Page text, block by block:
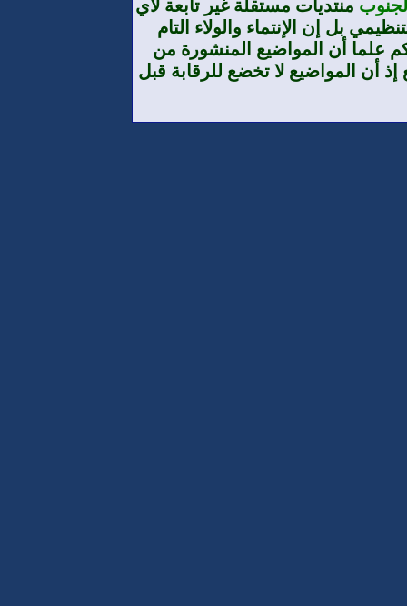
منتديات مستقلة غير تابعة لأي
بل إن الإنتماء والولاء التام
علما أن المواضيع المنشورة من
أن المواضيع لا تخضع للرقابة قبل